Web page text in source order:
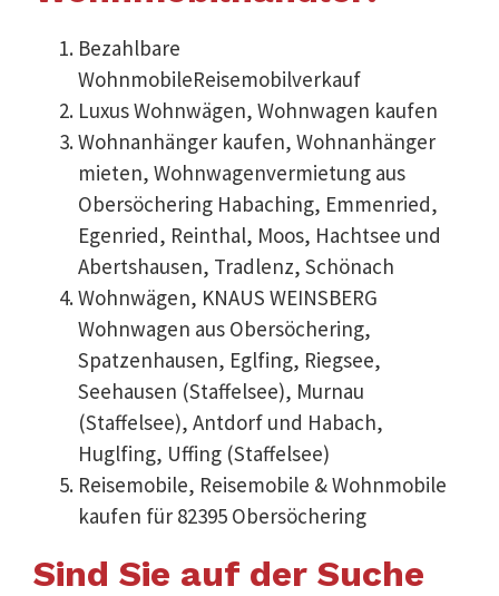
Bezahlbare
WohnmobileReisemobilverkauf
Luxus Wohnwägen, Wohnwagen kaufen
Wohnanhänger kaufen, Wohnanhänger
mieten, Wohnwagenvermietung aus
Obersöchering Habaching, Emmenried,
Egenried, Reinthal, Moos, Hachtsee und
Abertshausen, Tradlenz, Schönach
Wohnwägen, KNAUS WEINSBERG
Wohnwagen aus Obersöchering,
Spatzenhausen, Eglfing, Riegsee,
Seehausen (Staffelsee), Murnau
(Staffelsee), Antdorf und Habach,
Huglfing, Uffing (Staffelsee)
Reisemobile, Reisemobile & Wohnmobile
kaufen für 82395 Obersöchering
Sind Sie auf der Suche